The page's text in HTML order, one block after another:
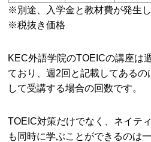
※別途、入学金と教材費が発生し
※税抜き価格
KEC外語学院のTOEICの講座は
ており、週2回と記載してある
して受講する場合の回数です。
TOEIC対策だけでなく、ネイテ
も同時に学ぶことができるのは